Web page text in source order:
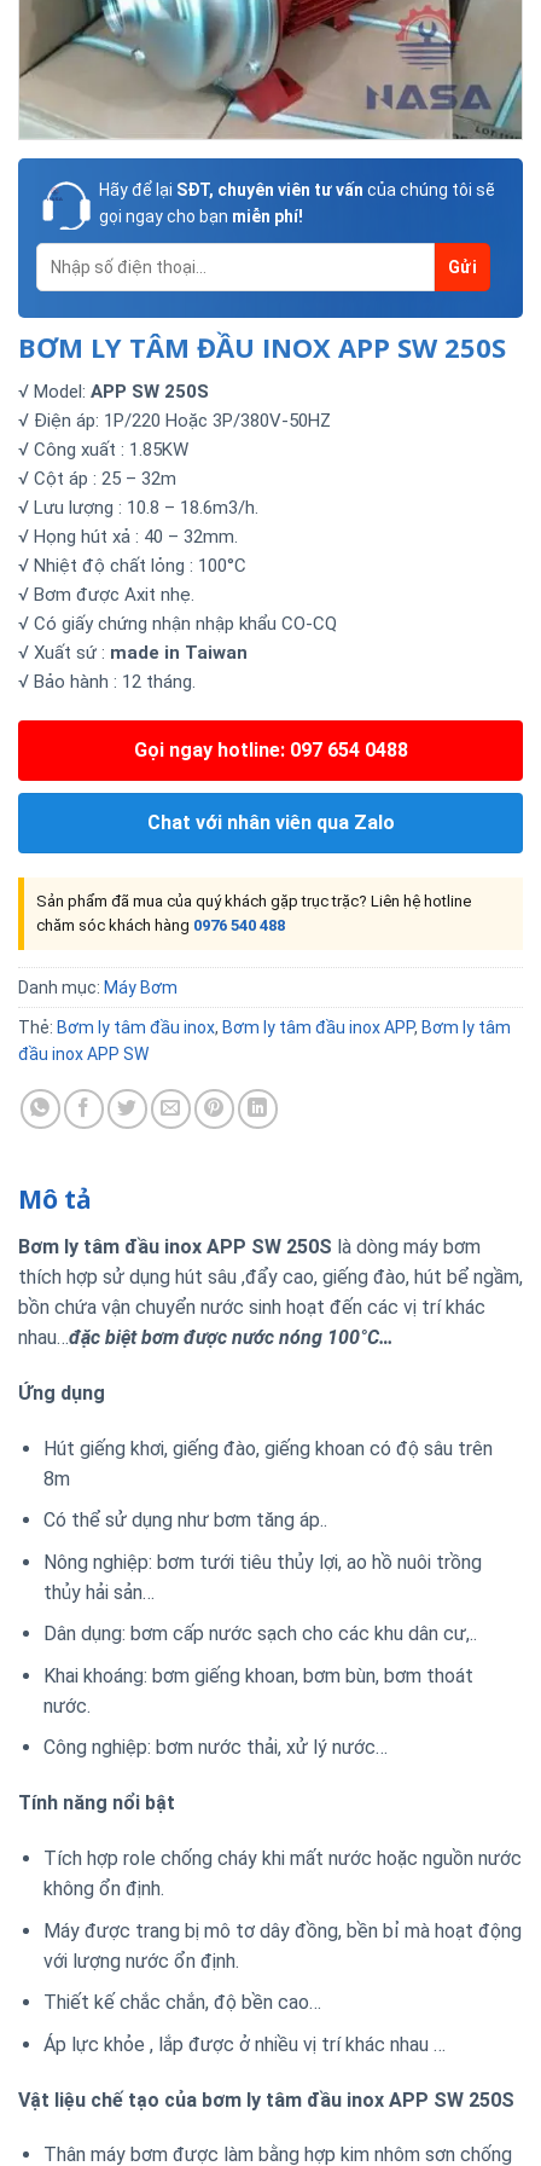
Hãy để lại SĐT, chuyên viên tư vấn của chúng tôi sẽ
gọi ngay cho bạn miễn phí!
BƠM LY TÂM ĐẦU INOX APP SW 250S
√ Model: APP SW 250S
√ Điện áp: 1P/220 Hoặc 3P/380V-50HZ
√ Công xuất : 1.85KW
√ Cột áp : 25 – 32m
√ Lưu lượng : 10.8 – 18.6m3/h.
√ Họng hút xả : 40 – 32mm.
√ Nhiệt độ chất lỏng : 100°C
√ Bơm được Axit nhẹ.
√ Có giấy chứng nhận nhập khẩu CO-CQ
√ Xuất sứ : made in Taiwan
√ Bảo hành : 12 tháng.
Gọi ngay hotline: 097 654 0488
Chat với nhân viên qua Zalo
Sản phẩm đã mua của quý khách gặp trục trặc? Liên hệ hotline
chăm sóc khách hàng 0976 540 488
Danh mục: Máy Bơm
Thẻ: Bơm ly tâm đầu inox, Bơm ly tâm đầu inox APP, Bơm ly tâm
đầu inox APP SW
Mô tả
Bơm ly tâm đầu inox APP SW 250S là dòng máy bơm
thích hợp sử dụng hút sâu ,đẩy cao, giếng đào, hút bể ngầm,
bồn chứa vận chuyển nước sinh hoạt đến các vị trí khác
nhau…đặc biệt bơm được nước nóng 100°C…
Ứng dụng
Hút giếng khơi, giếng đào, giếng khoan có độ sâu trên
8m
Có thể sử dụng như bơm tăng áp..
Nông nghiệp: bơm tưới tiêu thủy lợi, ao hồ nuôi trồng
thủy hải sản…
Dân dụng: bơm cấp nước sạch cho các khu dân cư,..
Khai khoáng: bơm giếng khoan, bơm bùn, bơm thoát
nước.
Công nghiệp: bơm nước thải, xử lý nước…
Tính năng nổi bật
Tích hợp role chống cháy khi mất nước hoặc nguồn nước
không ổn định.
Máy được trang bị mô tơ dây đồng, bền bỉ mà hoạt động
với lượng nước ổn định.
Thiết kế chắc chắn, độ bền cao…
Áp lực khỏe , lắp được ở nhiều vị trí khác nhau …
Vật liệu chế tạo của bơm ly tâm đầu inox APP SW 250S
Thân máy bơm được làm bằng hợp kim nhôm sơn chống